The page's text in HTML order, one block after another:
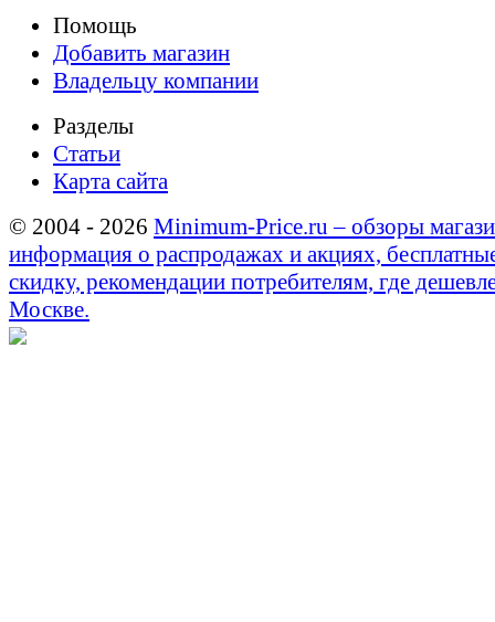
Помощь
Добавить магазин
Владельцу компании
Разделы
Статьи
Карта сайта
© 2004 - 2026 Minimum-Price.ru – обзоры
информация о распродажах и акциях,
скидку, рекомендации потребителям, где
Москве.